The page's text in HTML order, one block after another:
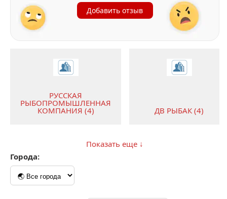
Добавить отзыв
РУССКАЯ
РЫБОПРОМЫШЛЕННАЯ
КОМПАНИЯ (4) ДВ РЫБАК (4)
МУРМАНСКИЙ
Показать еще ↓
Города: